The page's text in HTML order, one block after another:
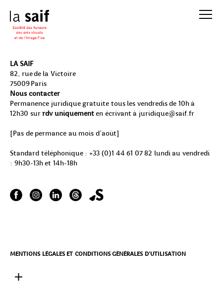
LA SAIF
82, rue de la Victoire
75009 Paris
Nous contacter
Permanence juridique gratuite tous les vendredis de 10h à
12h30 sur rdv uniquementen écrivant à juridique@saif.fr
[Pas de permance au mois d'août]
Standard téléphonique : +33 (0)1 44 61 07 82 lundi au vendredi
: 9h30-13h et 14h-18h
MENTIONS LÉGALES ET CONDITIONS GÉNÉRALES D’UTILISATION